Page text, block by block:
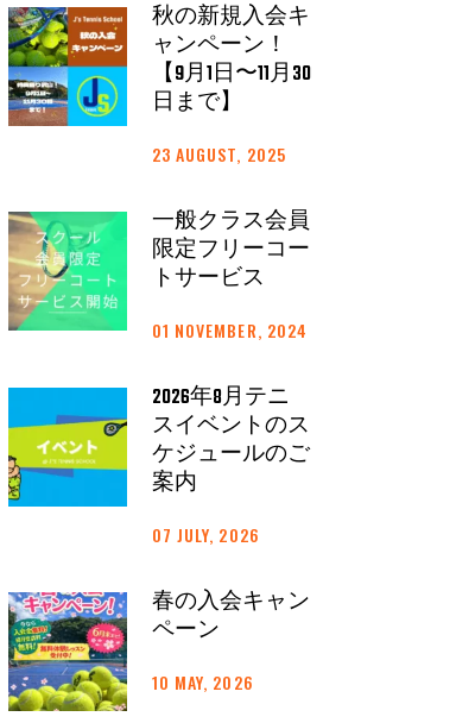
秋の新規入会キ
ャンペーン！
【9月1日〜11月30
日まで】
23 AUGUST, 2025
一般クラス会員
限定フリーコー
トサービス
01 NOVEMBER, 2024
2026年8月テニ
スイベントのス
ケジュールのご
案内
07 JULY, 2026
春の入会キャン
ペーン
10 MAY, 2026